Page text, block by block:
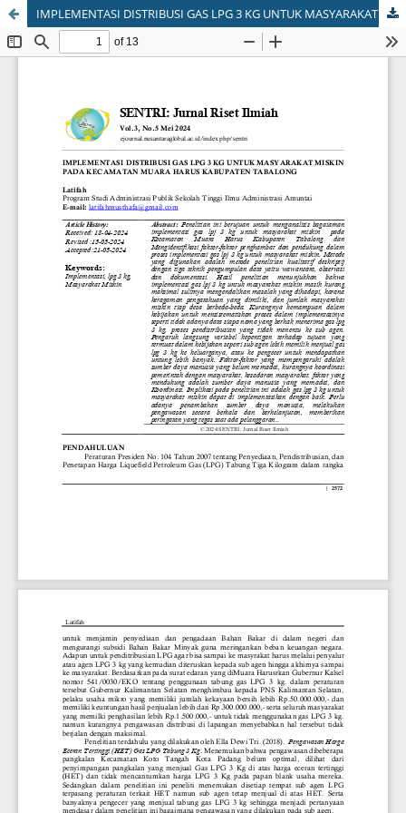
IMPLEMENTASI DISTRIBUSI GAS LPG 3 KG UNTUK MASYARAKAT MISKIN PADA KECAMATAN MUARA HARUS KABUPATEN TABALONG